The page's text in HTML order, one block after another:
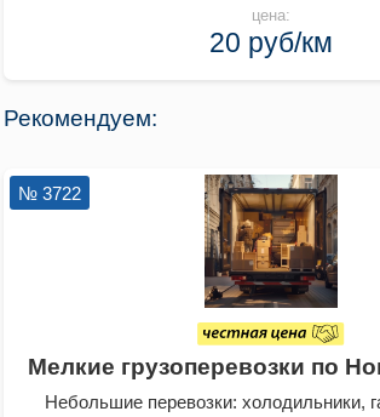
цена:
20 руб/км
Рекомендуем:
№ 3722
Мелкие грузоперевозки по
Небольшие перевозки: холодильники,